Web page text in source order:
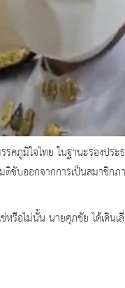
ภูมิใจไทย ในฐานะรองปร
ขับออกจากการเป็นสมาชิก
หรือไม่นั้น นายศุภชัย ได้เดิน